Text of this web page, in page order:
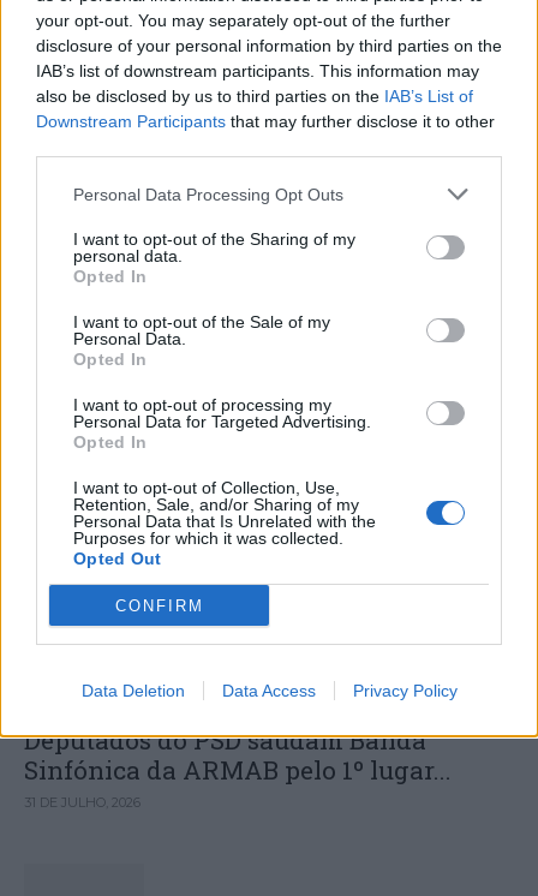
your opt-out. You may separately opt-out of the further
disclosure of your personal information by third parties on the
IAB’s list of downstream participants. This information may
also be disclosed by us to third parties on the IAB’s List of
Downstream Participants that may further disclose it to other
Personal Data Processing Opt Outs
I want to opt-out of the Sharing of my
personal data.
Opted In
I want to opt-out of the Sale of my
Personal Data.
Opted In
I want to opt-out of processing my
Personal Data for Targeted Advertising.
Opted In
I want to opt-out of Collection, Use,
Retention, Sale, and/or Sharing of my
Personal Data that Is Unrelated with the
Purposes for which it was collected.
Opted Out
CONFIRM
Data Deletion Data Access Privacy Policy
Capacita Jovem de Poiares aproxima
jovens ao mundo do trabalho
Colheita de sangue regressa ao
Hospital Sousa Martins durante o mês
de agosto
Deputados do PSD saúdam Banda
Sinfónica da ARMAB pelo 1º lugar...
31 DE JULHO, 2026